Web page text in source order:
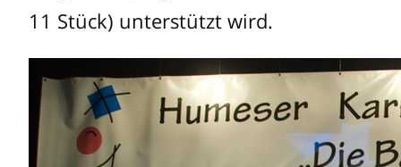
11 Stück) unterstützt wird.